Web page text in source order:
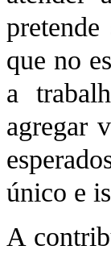
que no
a
agregar
único e
A